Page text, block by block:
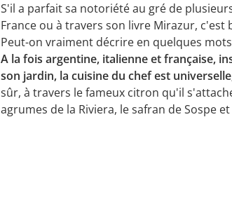
S'il a parfait sa notoriété au gré de
France ou à travers son livre Mirazur,
Peut-on vraiment décrire en quelques
A la fois argentine, italienne et française,
son jardin, la cuisine du chef est
sûr, à travers le fameux citron qu'il
agrumes de la Riviera, le safran de Sospe